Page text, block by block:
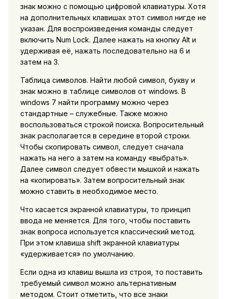
знак можно с помощью цифровой клавиатуры. Хотя
на дополнительных клавишах этот символ нигде не
указан. Для воспроизведения команды следует
включить Num Lock. Далее нажать на кнопку Alt и
удерживая её, нажать последовательно на 6 и
затем на 3.
Таблица символов. Найти любой символ, букву и
знак можно в таблице символов от windows. В
windows 7 найти программу можно через
стандартные – служебные. Также можно
воспользоваться строкой поиска. Вопросительный
знак располагается в середине второй строки.
Чтобы скопировать символ, следует сначала
нажать на него а затем на команду «выбрать».
Далее символ следует обвести мышкой и нажать
на «копировать». Затем вопросительный знак
можно ставить в необходимое место.
Что касается экранной клавиатуры, то принцип
ввода не меняется. Для того, чтобы поставить
знак вопроса используется классический метод.
При этом клавиша shift экранной клавиатуры
«удерживается» по умолчанию.
Если одна из клавиш вышла из строя, то поставить
требуемый символ можно альтернативным
методом. Стоит отметить, что все знаки